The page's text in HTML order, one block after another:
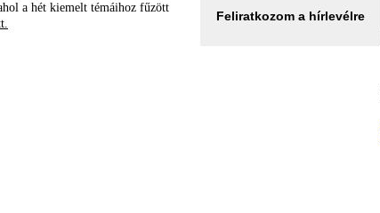
a hét kiemelt témáihoz fűzött
Feliratkozom a hírlevélre